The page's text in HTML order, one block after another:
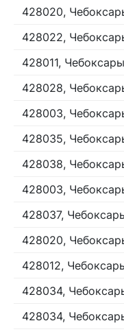
428020,
428022,
428011,
428028,
428003,
428035,
428038,
428003,
428037,
428020,
428012,
428034,
428034,